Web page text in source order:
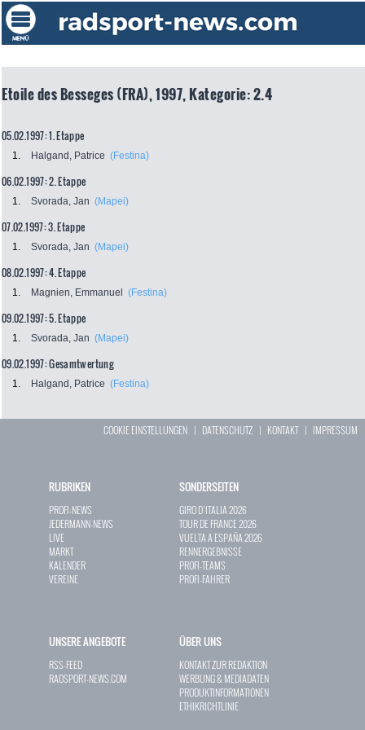
Etoile des Besseges (FRA), 1997, Kategorie: 2.4
05.02.1997: 1. Etappe
1. Halgand, Patrice (Festina)
06.02.1997: 2. Etappe
1. Svorada, Jan (Mapei)
07.02.1997: 3. Etappe
1. Svorada, Jan (Mapei)
08.02.1997: 4. Etappe
1. Magnien, Emmanuel (Festina)
09.02.1997: 5. Etappe
1. Svorada, Jan (Mapei)
09.02.1997: Gesamtwertung
1. Halgand, Patrice (Festina)
COOKIE EINSTELLUNGEN | DATENSCHUTZ | KONTAKT| IMPRESSUM
RUBRIKEN
PROFI-NEWS
JEDERMANN-NEWS
LIVE
MARKT
KALENDER
VEREINE
SONDERSEITEN
GIRO D`ITALIA 2026
TOUR DE FRANCE 2026
VUELTA A ESPAÑA 2026
RENNERGEBNISSE
PROFI-TEAMS
PROFI-FAHRER
UNSERE ANGEBOTE
RSS-FEED
RADSPORT-NEWS.COM
ÜBER UNS
KONTAKT ZUR REDAKTION
WERBUNG & MEDIADATEN
PRODUKTINFORMATIONEN
ETHIKRICHTLINIE